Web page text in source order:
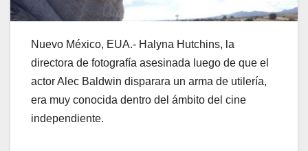
Nuevo México, EUA.- Halyna Hutchins, la
directora de fotografía asesinada luego de que el
actor Alec Baldwin disparara un arma de utilería,
era muy conocida dentro del ámbito del cine
independiente.